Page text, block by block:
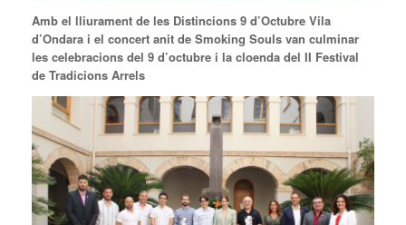
Amb el lliurament de les Distincions 9 d’Octubre Vila
d’Ondara i el concert anit de Smoking Souls van culminar
les celebracions del 9 d’octubre i la cloenda del II Festival
de Tradicions Arrels